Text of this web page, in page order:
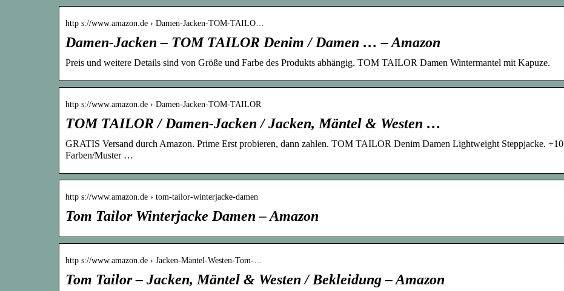
http s://www.amazon.de › Damen-Jacken-TOM-TAILO…
Damen-Jacken – TOM TAILOR Denim / Damen … – Amazon
Preis und weitere Details sind von Größe und Farbe des Produkts abhängig. TOM TAILOR Damen Wintermantel mit Kapuze.
http s://www.amazon.de › Damen-Jacken-TOM-TAILOR
TOM TAILOR / Damen-Jacken / Jacken, Mäntel & Westen …
GRATIS Versand durch Amazon. Prime Erst probieren, dann zahlen. TOM TAILOR Denim Damen Lightweight Steppjacke. +10
Farben/Muster …
http s://www.amazon.de › tom-tailor-winterjacke-damen
Tom Tailor Winterjacke Damen – Amazon
http s://www.amazon.de › Jacken-Mäntel-Westen-Tom-…
Tom Tailor – Jacken, Mäntel & Westen / Bekleidung – Amazon